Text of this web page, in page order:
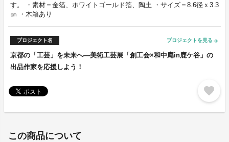
す。 ・素材＝金箔、ホワイトゴールド箔、陶土 ・サイズ＝8.6径ｘ3.3
㎝ ・木箱あり
プロジェクト名 プロジェクトを見る arrow_forward
京都の「工芸」を未来へ―美術工芸展「創工会×和中庵in鹿ケ谷」の
出品作家を応援しよう！
favorite
この商品について